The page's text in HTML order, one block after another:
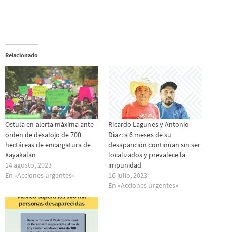
Relacionado
Ostula en alerta máxima ante
orden de desalojo de 700
hectáreas de encargatura de
Xayakalan
14 agosto, 2023
En «Acciones urgentes»
Ricardo Lagunes y Antonio
Díaz: a 6 meses de su
desaparición continúan sin ser
localizados y prevalece la
impunidad
16 julio, 2023
En «Acciones urgentes»